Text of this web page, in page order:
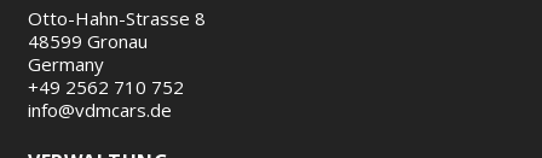
Otto-Hahn-Strasse 8
48599 Gronau
Germany
+49 2562 710 752
info@vdmcars.de